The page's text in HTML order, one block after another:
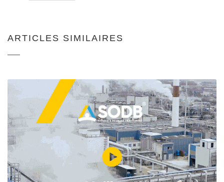
ARTICLES SIMILAIRES
[INTERVIEW] – LA
SURTOITURE, C’EST
QUOI ?
RÉTROSPECTIVE